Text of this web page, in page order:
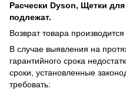
Расчески Dyson, Щетки
подлежат.
Возврат товара производится
В случае выявления на
гарантийного срока
сроки, установленные
требовать: